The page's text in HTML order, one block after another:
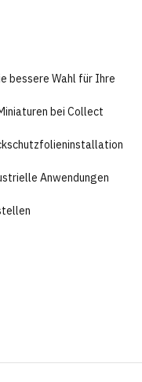
bessere Wahl für Ihre
bei Collect
Anwendungen